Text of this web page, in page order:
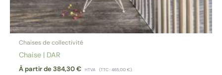
Chaises de collectivité
Chaise | DAR
À partir de384,30€ HTVA (TTC :465,00€)